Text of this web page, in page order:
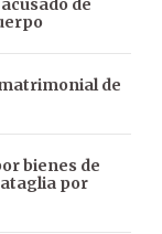
de
de
bienes de
por